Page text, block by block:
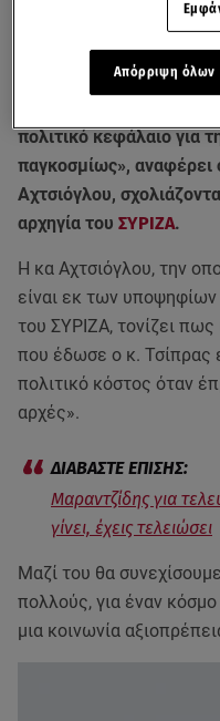
Οι τελικές αποφάσεις για το
την ανάδειξη νέου προέδρου
πολιτικό κεφάλαιο για
παγκοσμίως», αναφέρει
Αχτσιόγλου,
αρχηγία του ΣΥΡΙΖΑ.
Η κα Αχτσιόγλου, την
είναι εκ των υποψηφίων
του ΣΥΡΙΖΑ, τονίζει
που έδωσε ο κ. Τσίπρας
πολιτικό κόστος όταν
αρχές».
Μαραντζίδης για
γίνει, έχεις τελειώσει
Μαζί του θα
πολλούς, για έναν κόσμο
μια κοινωνία
Απόρριψη όλων